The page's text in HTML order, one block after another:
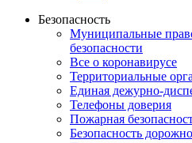
Безопасность
Муниципальные
безопасности
Все о коронавирусе
Территориальные
Единая дежурно-
Телефоны доверия
Пожарная
Безопасность